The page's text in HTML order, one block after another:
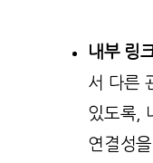
내부 링
서 다른
있도록,
연결성